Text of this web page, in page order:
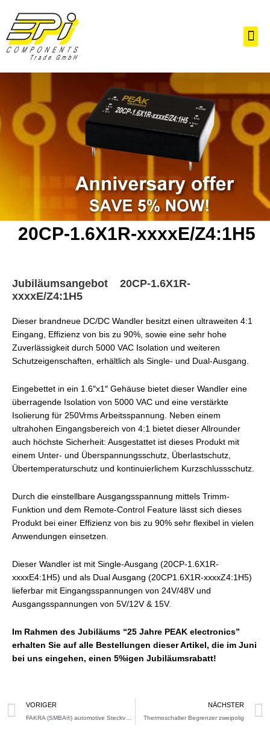
Inhalt
springen
20CP-1.6X1R-xxxxE/Z4:1H5
Jubiläumsangebot 20CP-1.6X1R-
xxxxE/Z4:1H5
Dieser brandneue DC/DC Wandler besitzt einen ultraweiten 4:1
Eingang, Effizienz von bis zu 90%, sowie eine sehr hohe
Zuverlässigkeit durch 5000 VAC Isolation und weiteren
Schutzeigenschaften, erhältlich als Single- und Dual-Ausgang.
Eingebettet in ein 1.6″x1″ Gehäuse bietet dieser Wandler eine
überragende Isolation von 5000 VAC und eine verstärkte
Isolierung für 250Vrms Arbeitsspannung. Neben einem
ultrahohen Eingangsbereich von 4:1 bietet dieser Allrounder
auch höchste Sicherheit: Ausgestattet ist dieses Produkt mit
einem Unter- und Überspannungsschutz, Überlastschutz,
Übertemperaturschutz und kontinuierlichem Kurzschlussschutz.
Durch die einstellbare Ausgangsspannung mittels Trimm-
Funktion und dem Remote-Control Feature lässt sich dieses
Produkt bei einer Effizienz von bis zu 90% sehr flexibel in vielen
Anwendungen einsetzen.
Dieser Wandler ist mit Single-Ausgang (20CP-1.6X1R-
xxxxE4:1H5) und als Dual Ausgang (20CP1.6X1R-xxxxZ4:1H5)
lieferbar mit Eingangsspannungen von 24V/48V und
Ausgangsspannungen von 5V/12V & 15V.
Im Rahmen des Jubiläums “25 Jahre PEAK electronics”
erhalten Sie auf alle Bestellungen dieser Artikel, die im Juni
bei uns eingehen, einen 5%igen Jubiläumsrabatt!
Prev
VORIGER NÄCHSTER
Thermoschalter Begrenzer zweipolig